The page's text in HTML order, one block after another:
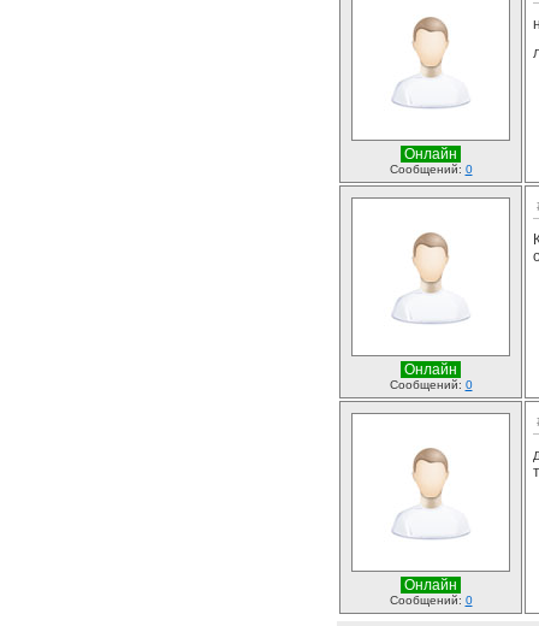
Онлайн
Сообщений: 0
Онлайн
Сообщений: 0
Онлайн
Сообщений: 0